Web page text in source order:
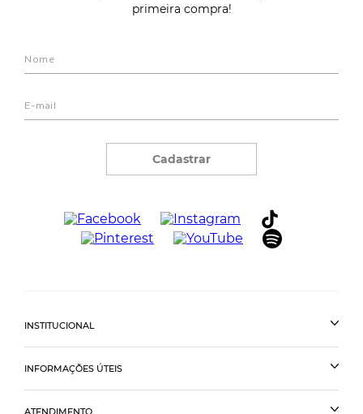
primeira compra!
Cadastrar
INSTITUCIONAL
INFORMAÇÕES ÚTEIS
ATENDIMENTO